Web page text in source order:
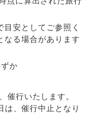
安としてご参照く
なる場合があります
か
催行いたします。
は、催行中止となり